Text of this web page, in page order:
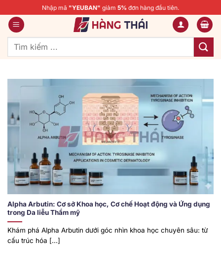
qua
nội
dung
Nhập mã "YEUBAN" giảm 5% đơn hàng đầu tiên.
Tìm
Alpha Arbutin: Cơ sở Khoa học, Cơ chế Hoạt động và Ứng dụng
trong Da liễu Thẩm mỹ
Khám phá Alpha Arbutin dưới góc nhìn khoa học chuyên sâu: từ
cấu trúc hóa [...]